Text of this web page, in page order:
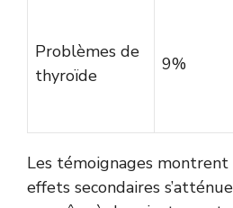
Problèmes de
thyroïde
9%
Les témoignages
effets secondaires